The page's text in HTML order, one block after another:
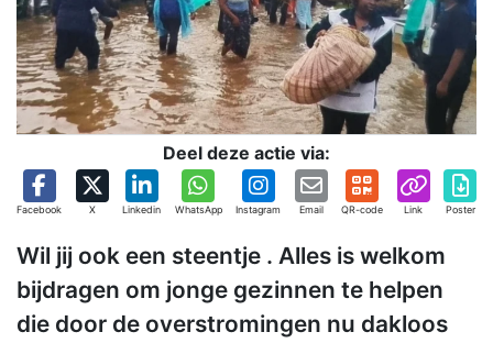
Deel deze actie via:
Facebook X Linkedin WhatsApp Instagram Email QR-code Link Poster
Wil jij ook een steentje . Alles is welkom
bijdragen om jonge gezinnen te helpen
die door de overstromingen nu dakloos